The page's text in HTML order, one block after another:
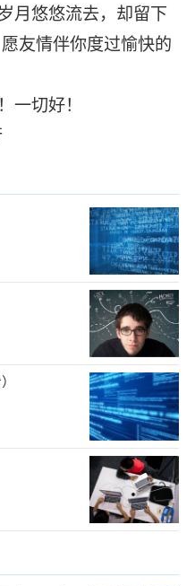
月悠悠流去，却留下
友情伴你度过愉快的
一切好！